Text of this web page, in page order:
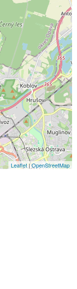
Leaflet|OpenStreetMap